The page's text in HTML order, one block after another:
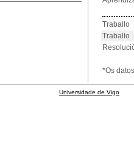
Traballo
Traballo
*Os
Universidade de Vigo |